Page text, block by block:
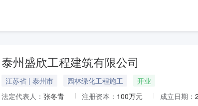
泰州盛欣工程建筑有限公司
江苏省 | 泰州市 园林绿化工程施工
开业
法定代表人： 张冬青 注册资本： 100万元 成立日期：